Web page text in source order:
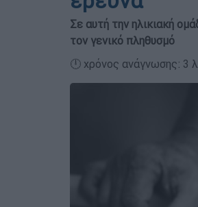
Σε αυτή την ηλικιακή
τον γενικό πληθυσμό
🕛 χρόνος ανάγνωσης: 3